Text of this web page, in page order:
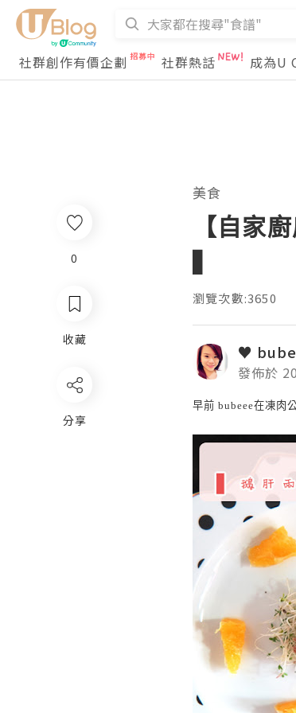
社群創作有價企劃
社群熱話 成為U
0
收藏
分享
美食
【自家
瀏覽次數:3650
♥
發佈於
早前 bubeee在凍肉